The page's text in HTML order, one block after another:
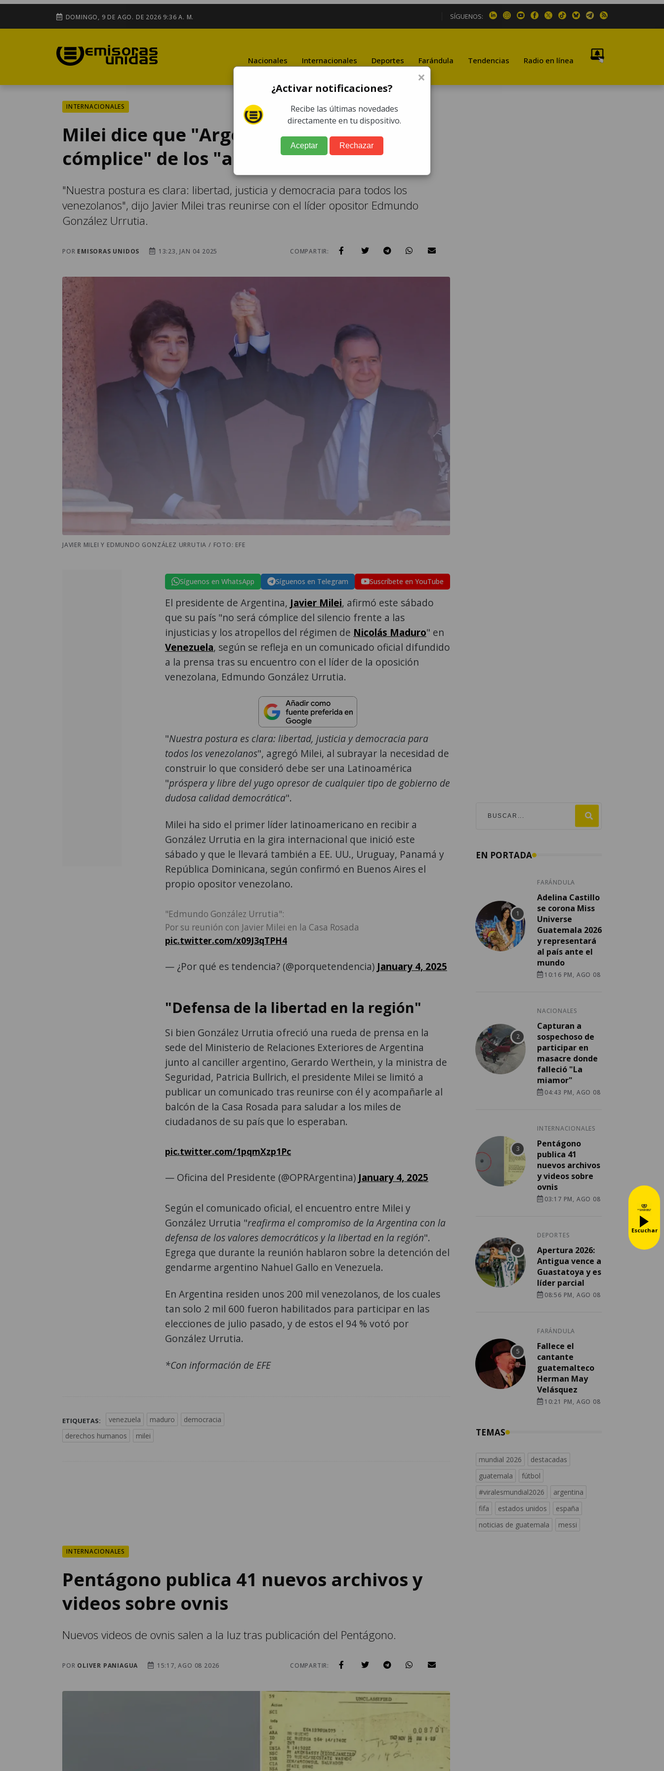
DOMINGO, 9 DE AGO. DE 2026 9:36 A. M. SÍGUENOS:
Nacionales Internacionales Deportes Farándula Tendencias Radio en línea
INTERNACIONALES
Milei dice que "Argentina no será
cómplice" de los "atropellos" de Maduro
"Nuestra postura es clara: libertad, justicia y democracia para todos los
venezolanos", dijo Javier Milei tras reunirse con el líder opositor Edmundo
González Urrutia.
POR EMISORAS UNIDOS 13:23, JAN 04 2025 COMPARTIR:
JAVIER MILEI Y EDMUNDO GONZÁLEZ URRUTIA / FOTO: EFE
Síguenos en WhatsApp Síguenos en Telegram Suscríbete en YouTube
El presidente de Argentina, Javier Milei, afirmó este sábado
que su país "no será cómplice del silencio frente a las
injusticias y los atropellos del régimen de Nicolás Maduro" en
Venezuela, según se refleja en un comunicado oficial difundido
a la prensa tras su encuentro con el líder de la oposición
venezolana, Edmundo González Urrutia.
"Nuestra postura es clara: libertad, justicia y democracia para
todos los venezolanos", agregó Milei, al subrayar la necesidad de
construir lo que consideró debe ser una Latinoamérica
"próspera y libre del yugo opresor de cualquier tipo de gobierno de
dudosa calidad democrática".
Milei ha sido el primer líder latinoamericano en recibir a
González Urrutia en la gira internacional que inició este
sábado y que le llevará también a EE. UU., Uruguay, Panamá y
República Dominicana, según confirmó en Buenos Aires el
propio opositor venezolano.
"Edmundo González Urrutia":
Por su reunión con Javier Milei en la Casa Rosada
pic.twitter.com/x09J3qTPH4
— ¿Por qué es tendencia? (@porquetendencia) January 4, 2025
"Defensa de la libertad en la región"
Si bien González Urrutia ofreció una rueda de prensa en la
sede del Ministerio de Relaciones Exteriores de Argentina
junto al canciller argentino, Gerardo Werthein, y la ministra de
Seguridad, Patricia Bullrich, el presidente Milei se limitó a
publicar un comunicado tras reunirse con él y acompañarle al
balcón de la Casa Rosada para saludar a los miles de
ciudadanos de su país que lo esperaban.
pic.twitter.com/1pqmXzp1Pc
— Oficina del Presidente (@OPRArgentina) January 4, 2025
Según el comunicado oficial, el encuentro entre Milei y
González Urrutia "reafirma el compromiso de la Argentina con la
defensa de los valores democráticos y la libertad en la región".
Egrega que durante la reunión hablaron sobre la detención del
gendarme argentino Nahuel Gallo en Venezuela.
En Argentina residen unos 200 mil venezolanos, de los cuales
tan solo 2 mil 600 fueron habilitados para participar en las
elecciones de julio pasado, y de estos el 94 % votó por
González Urrutia.
*Con información de EFE
ETIQUETAS: venezuela maduro
democracia
derechos humanos
milei
EN PORTADA
FARÁNDULA
Adelina Castillo
se corona Miss
Universe
Guatemala 2026
y representará
al país ante el
mundo
10:16 PM, AGO 08
NACIONALES
Capturan a
sospechoso de
participar en
masacre donde
falleció "La
miamor"
04:43 PM, AGO 08
INTERNACIONALES
Pentágono
publica 41
nuevos archivos
y videos sobre
ovnis
03:17 PM, AGO 08
DEPORTES
Apertura 2026:
Antigua vence a
Guastatoya y es
líder parcial
08:56 PM, AGO 08
FARÁNDULA
Fallece el
cantante
guatemalteco
Herman May
Velásquez
10:21 PM, AGO 08
TEMAS
mundial 2026
destacadas
guatemala
fútbol
#viralesmundial2026
argentina
fifa
estados unidos
españa
noticias de guatemala
messi
INTERNACIONALES
Pentágono publica 41 nuevos archivos y
videos sobre ovnis
Nuevos videos de ovnis salen a la luz tras publicación del Pentágono.
POR OLIVER PANIAGUA 15:17, AGO 08 2026 COMPARTIR:
Escuchar
×
¿Activar notificaciones?
Recibe las últimas novedades
directamente en tu dispositivo.
Aceptar Rechazar